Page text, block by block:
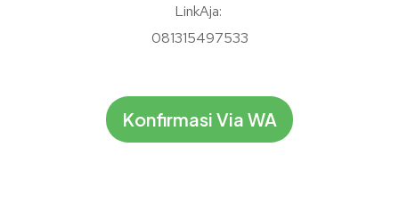
LinkAja:
081315497533
Konfirmasi Via WA